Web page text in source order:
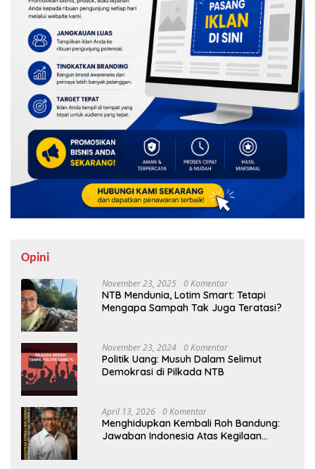
Opini
November 23, 2025 0 Komentar
NTB Mendunia, Lotim Smart: Tetapi
Mengapa Sampah Tak Juga Teratasi?
November 23, 2024 0 Komentar
Politik Uang: Musuh Dalam Selimut
Demokrasi di Pilkada NTB
April 13, 2026 0 Komentar
Menghidupkan Kembali Roh Bandung:
Jawaban Indonesia Atas Kegilaan